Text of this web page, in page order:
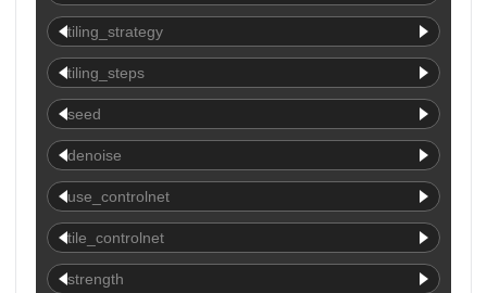
tiling_strategy
tiling_steps
seed
denoise
use_controlnet
tile_controlnet
strength